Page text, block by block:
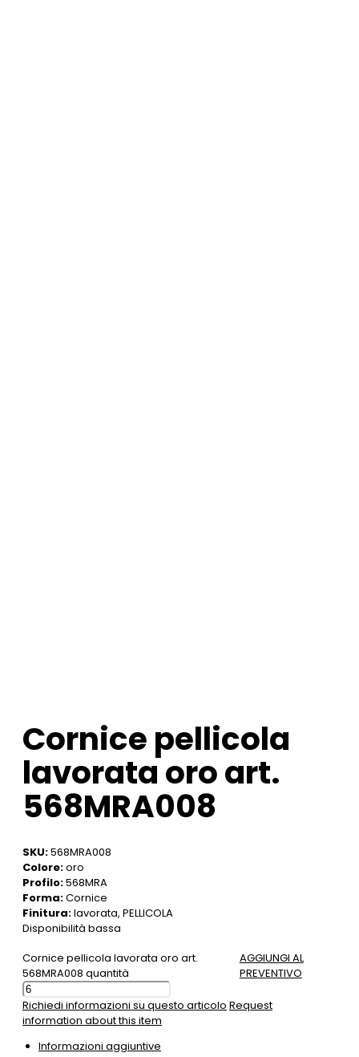
Cornice pellicola
lavorata oro art.
568MRA008
SKU:568MRA008
Colore:oro
Profilo:568MRA
Forma:Cornice
Finitura:lavorata, PELLICOLA
Disponibilità bassa
Cornice pellicola lavorata oro art.
568MRA008 quantità
AGGIUNGI AL
PREVENTIVO
Richiedi informazioni su questo articolo Request
information about this item
Informazioni aggiuntive